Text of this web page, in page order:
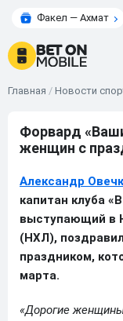
Факел — Ахмат
Главная / Новости
Форвард
женщин с
Александр
капитан клуба
выступающий в
(НХЛ),
праздником,
марта.
«Дорогие